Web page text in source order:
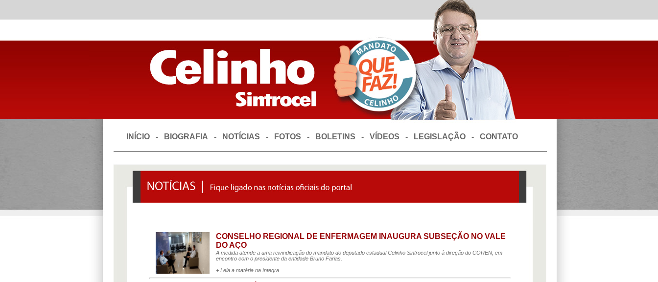
INÍCIO - BIOGRAFIA - NOTÍCIAS - FOTOS - BOLETINS - VÍDEOS - LEGISLAÇÃO - CONTATO
CONSELHO REGIONAL DE ENFERMAGEM INAUGURA SUBSEÇÃO NO VALE
DO AÇO
A medida atende a uma reivindicação do mandato do deputado estadual Celinho Sintrocel junto à direção do COREN, em
encontro com o presidente da entidade Bruno Farias.
+ Leia a matéria na íntegra